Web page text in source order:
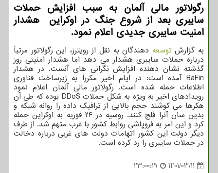
رگولاتور مالی آلمان به سبب افزایش حملات
سایبری بعد از شروع جنگ در اوکراین هشدار
امنیت سایبری جدیدی اعلام نمود.
به گزارشتوسعه دهندگان به نقل از رویترز، این رگولاتور مرتباً
درباره حملات سایبری هشدار می دهد اما هشدار امنیتی روز
گذشته نشان دهنده افزایش نگرانی های آنست. در هشدار
BaFin آمده است: در ایام اخیر مکرراً به زیرساخت فناوری
اطلاعات حمله شده است. رگولاتور مالی آلمان اعلام نمود
رویدادهای اخیر به ویژه به شکل حملات DDoS بوده که طی آن
هکرها می کوشند حجم بالایی از ترافیک داده را روانه شبکه و
بدین سان آنرا فلج کنند. روسیه در ۲۴ فوریه به اوکراین حمله
کرد و این امر به فروپاشی روابط کشور با غرب متهم شد. از طرف
دیگر دولت این کشور اتهامات دولت های غربی درباره دخالت
در حملات سایبری را رد کرده است.
1401/03/11
23:00:19